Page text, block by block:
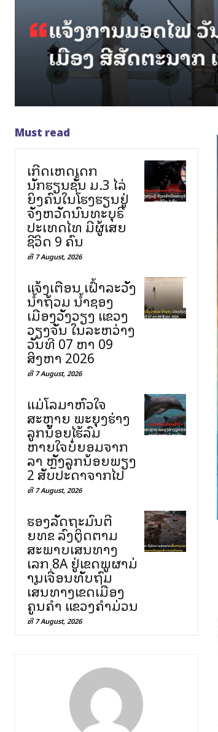
Must read
ເກີດເຫດເດັກ
ນັກຮຽນຊັ້ນ ມ.3 ໄລ່
ຍິງຄົນໃນໂຮງຮຽນຢູ່
ຈັງຫວັດນົນທະບຸຣີ
ປະເທດໄທ ມີຜູ້ເສຍ
ຊີວິດ 9 ຄົນ
ທີ 7 August, 2026
ແຈ້ງເຕືອນ ເຝົ້າລະວັງ
ນ້ຳຖ້ວມ ນ້ຳຊອງ
ເມືອງວັງວຽງ ແຂວງ
ວຽງຈັນ ໃນລະຫວ່າງ
ວັນທີ 07 ຫາ 09
ສິງຫາ 2026
ທີ 7 August, 2026
ແມ່ໂລມາຫົວໃຈ
ສະຫຼາຍ ພະຍຸງຮ່າງ
ລູກນ້ອຍໄຮ້ລົມ
ຫາຍໃຈບໍ່ຍອມຈາກ
ລາ ຫຼັງລູກນ້ອຍພຽງ
2 ສັບປະດາຈາກໄປ
ທີ 7 August, 2026
ຮອງລັດຖະມົນຕີ
ຍທຂ ລົງຕິດຕາມ
ສະພາບເສັ້ນທາງ
ເລກ 8A ຢູ່ເຂດພູຜາມ່
ານເຈື່ອນທັບຖົມ
ເສັ້ນທາງເຂດເມືອງ
ຄູນຄໍາ ແຂວງຄໍາມ່ວນ
ທີ 7 August, 2026